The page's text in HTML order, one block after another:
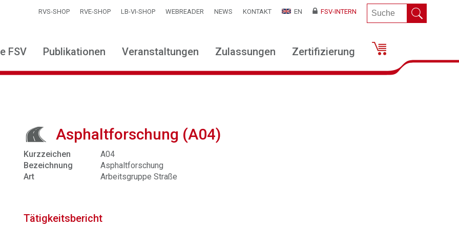
RVS-SHOP RVE-SHOP LB-VI-SHOP WEBREADER NEWS KONTAKT EN FSV-INTERN
FSV Publikationen Veranstaltungen Zulassungen Zertifizierung
Asphaltforschung (A04)
Kurzzeichen
A04
Bezeichnung
Asphaltforschung
Art
Arbeitsgruppe Straße
Tätigkeitsbericht